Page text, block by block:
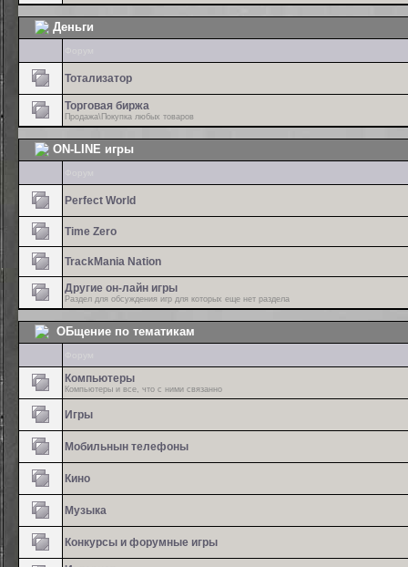
Деньги
Тотализатор
Торговая биржа
Продажа\Покупка любых товаров
ON-LINE игры
Perfect World
Time Zero
TrackMania Nation
Другие он-лайн игры
Раздел для обсуждения игр для которых еще нет раздела
ОБщение по тематикам
Компьютеры
Компьютеры и все, что с ними связанно
Игры
Мобильнын телефоны
Кино
Музыка
Конкурсы и форумные игры